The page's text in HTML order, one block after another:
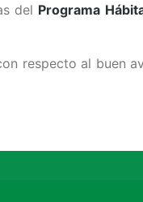
del Programa
respecto al buen